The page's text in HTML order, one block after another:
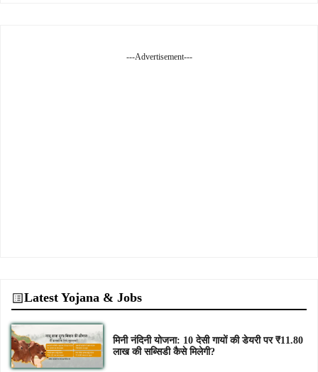
---Advertisement---
Latest Yojana & Jobs
मिनी नंदिनी योजना: 10 देसी गायों की डेयरी पर ₹11.80
लाख की सब्सिडी कैसे मिलेगी?